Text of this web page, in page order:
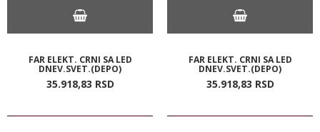
FAR ELEKT. CRNI SA LED
DNEV.SVET.(DEPO)
35.918,83 RSD
FAR ELEKT. CRNI SA LED
DNEV.SVET.(DEPO)
35.918,83 RSD